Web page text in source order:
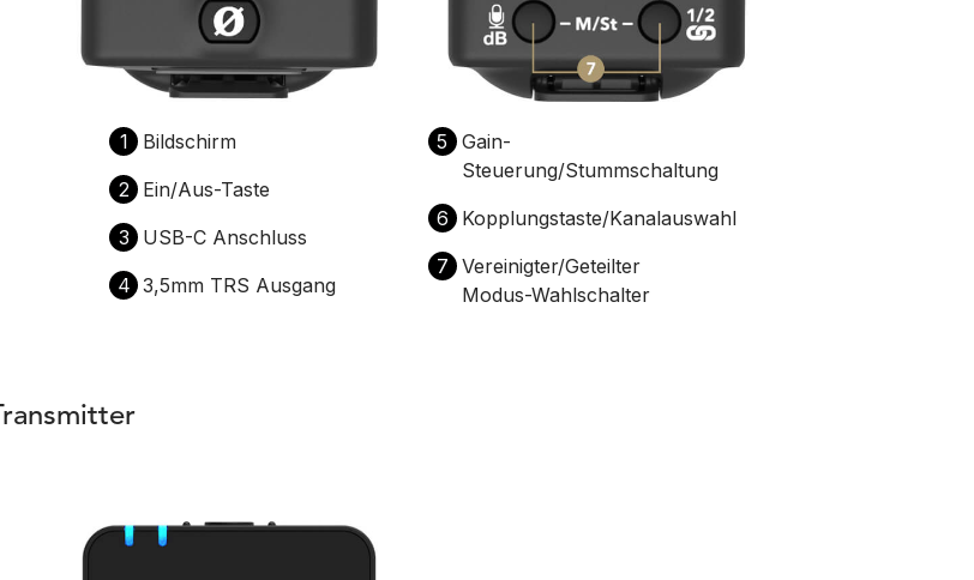
1
Bildschirm
2
Ein/Aus-Taste
3
USB-C Anschluss
4 3,5mm TRS Ausgang
5
Gain-
Steuerung/Stummschaltung
6
Kopplungstaste/Kanalauswahl
7 Vereinigter/Geteilter
Modus-Wahlschalter